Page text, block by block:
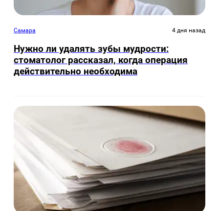
Самара 4 дня назад
Нужно ли удалять зубы мудрости:
стоматолог рассказал, когда операция
действительно необходима